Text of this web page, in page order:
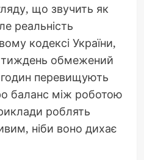
що звучить як
реальність
кодексі України,
обмежений
перевищують
баланс між роботою
роблять
ніби воно дихає